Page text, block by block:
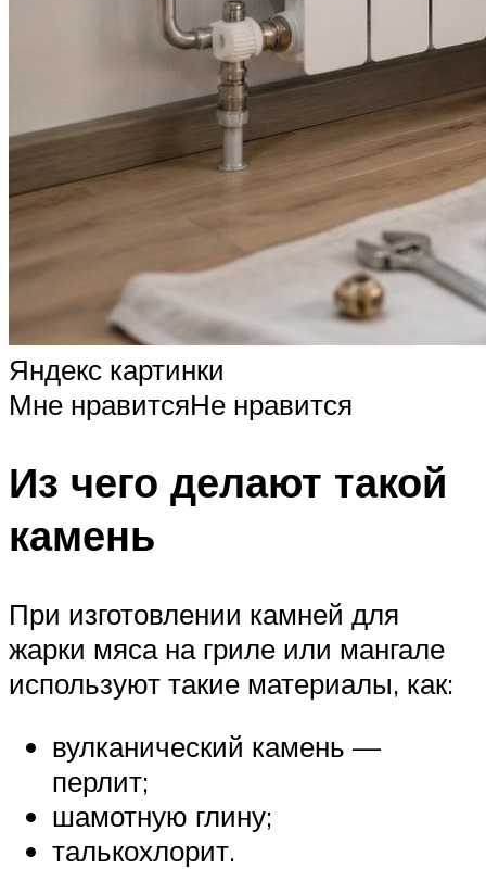
Яндекс картинки
Мне нравитсяНе нравится
Из чего делают такой
камень
При изготовлении камней для
жарки мяса на гриле или мангале
используют такие материалы, как:
вулканический камень —
перлит;
шамотную глину;
талькохлорит.